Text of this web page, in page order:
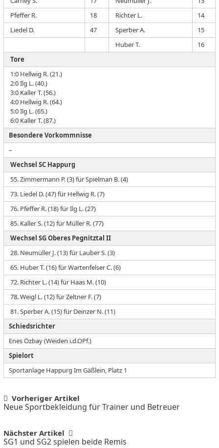
Pfeffer R.
18 Richter L.
14
Liedel D.
47 Sperber A.
15
Huber T.
16
Tore
1:0 Hellwig R. (21.)
2:0 Ilg L. (40.)
3:0 Kaller T. (56.)
4:0 Hellwig R. (64.)
5:0 Ilg L. (65.)
6:0 Kaller T. (87.)
Besondere Vorkommnisse
–
Wechsel SC Happurg
55. Zimmermann P. (3) für Spielman B. (4)
73. Liedel D. (47) für Hellwig R. (7)
76. Pfeffer R. (18) für Ilg L. (27)
85. Kaller S. (12) für Müller R. (77)
Wechsel SG Oberes Pegnitztal II
28. Neumüller J. (13) für Lauber S. (3)
65. Huber T. (16) für Wartenfelser C. (6)
72. Richter L. (14) für Haas M. (10)
78. Weigl L. (12) für Zeltner F. (7)
81. Sperber A. (15) für Deinzer N. (11)
Schiedsrichter
Enes Özbay (Weiden i.d.OPf.)
Spielort
Sportanlage Happurg Im Gäßlein, Platz 1
Post
navigation
Vorheriger Artikel
Neue Sportbekleidung für Trainer und Betreuer
Nächster Artikel
SG1 und SG2 spielen beide Remis